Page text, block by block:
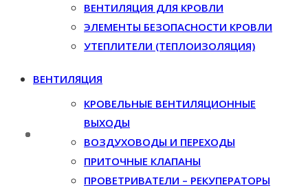
ВЕНТИЛЯЦИЯ ДЛЯ КРОВЛИ
ЭЛЕМЕНТЫ БЕЗОПАСНОСТИ КРОВЛИ
УТЕПЛИТЕЛИ (ТЕПЛОИЗОЛЯЦИЯ)
ВЕНТИЛЯЦИЯ
КРОВЕЛЬНЫЕ ВЕНТИЛЯЦИОННЫЕ
ВЫХОДЫ
ВОЗДУХОВОДЫ И ПЕРЕХОДЫ
ПРИТОЧНЫЕ КЛАПАНЫ
ПРОВЕТРИВАТЕЛИ – РЕКУПЕРАТОРЫ